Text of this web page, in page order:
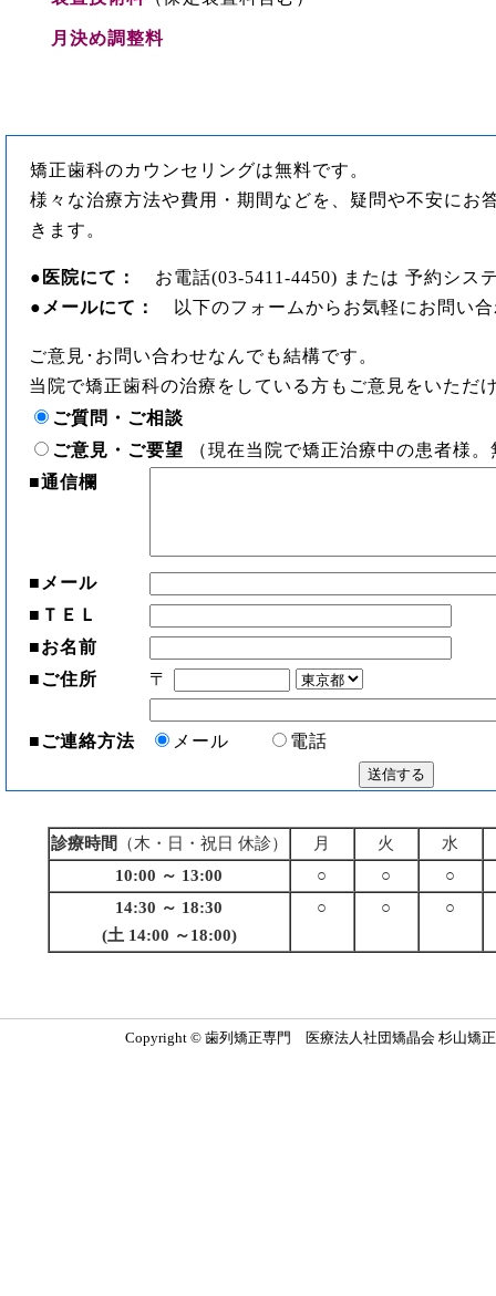
月決め調整料
矯正歯科のカウンセリングは無料です。
様々な治療方法や費用・期間などを、疑問や不安にお
きます。
● 医院にて：
お電話(03-5411-4450) または 予約シス
● メールにて： 以下のフォームからお気軽にお問い
ご意見･お問い合わせなんでも結構です。
当院で矯正歯科の治療をしている方もご意見をいただ
ご質問・ご相談
ご意見・ご要望 （現在当院で矯正治療中の患者様
■通信欄
■ メール
■ ＴＥＬ
■お名前
■ご住所 〒
■ご連絡方法 メール 電話
診療時間 （木・日・祝日 休診） 月 火
水
10:00 ～ 13:00
○ ○
○
14:30 ～ 18:30
(土 14:00 ～18:00)
○ ○ ○
Copyright © 歯列矯正専門 医療法人社団矯晶会 杉山矯